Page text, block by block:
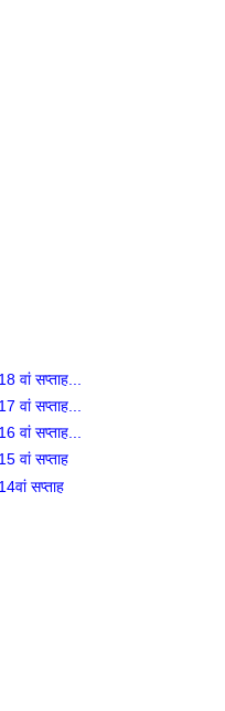
वां सप्ताह...
वां सप्ताह...
वां सप्ताह...
वां सप्ताह
सप्ताह